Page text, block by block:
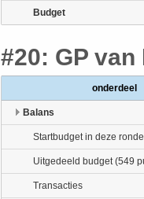
Budget
#20: GP
onderdeel
Balans
Startbudget in deze ronde
Uitgedeeld budget (549
Transacties